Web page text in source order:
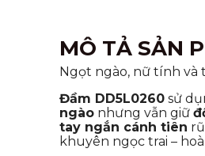
MÔ TẢ SẢN
Ngọt ngào, nữ tính và
Đầm DD5L0260 sử
ngào nhưng vẫn giữ
tay ngắn cánh tiên
khuyên ngọc trai –